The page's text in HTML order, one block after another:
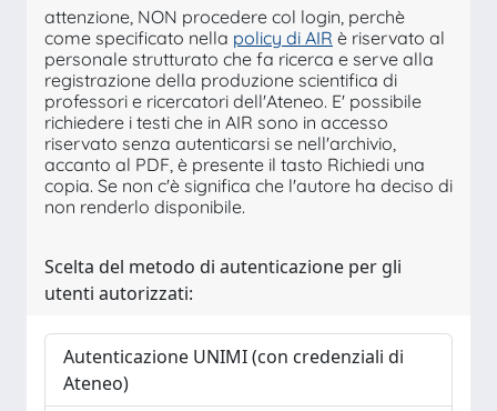
attenzione, NON procedere col login, perchè
come specificato nella policy di AIR è riservato al
personale strutturato che fa ricerca e serve alla
registrazione della produzione scientifica di
professori e ricercatori dell'Ateneo. E' possibile
richiedere i testi che in AIR sono in accesso
riservato senza autenticarsi se nell'archivio,
accanto al PDF, è presente il tasto Richiedi una
copia. Se non c'è significa che l'autore ha deciso di
non renderlo disponibile.
Scelta del metodo di autenticazione per gli
utenti autorizzati:
Autenticazione UNIMI (con credenziali di
Ateneo)